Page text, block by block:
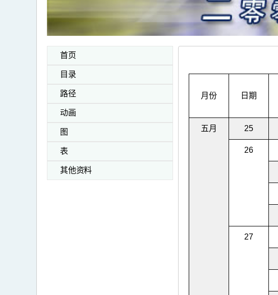
首页
目录
路径
动画
图
表
其他资料
月份 日期
五月 25
26
27